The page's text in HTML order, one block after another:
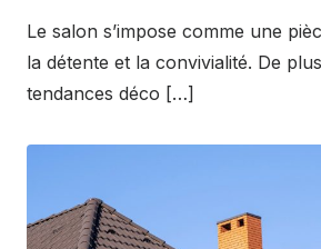
Le salon s’impose comme une
la détente et la convivialité. De
tendances déco […]